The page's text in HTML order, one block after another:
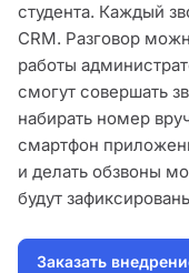
студента. Каждый
CRM. Разговор
работы
смогут совершать
набирать номер
смартфон
и делать обзвоны
будут
Заказать